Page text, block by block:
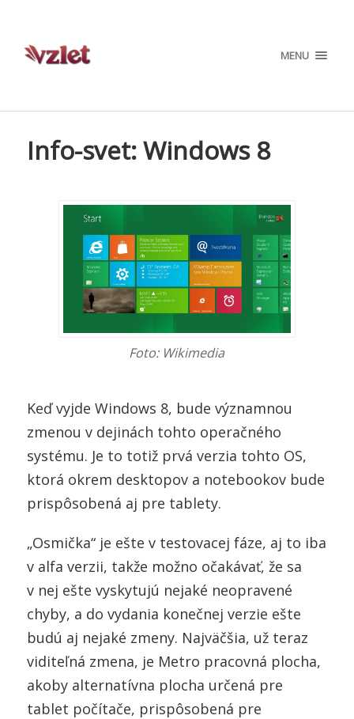
MENU
Info-svet: Windows 8
Foto: Wikimedia
Keď vyjde Windows 8, bude významnou
zmenou v dejinách tohto operačného
systému. Je to totiž prvá verzia tohto OS,
ktorá okrem desktopov a notebookov bude
prispôsobená aj pre tablety.
„Osmička“ je ešte v testovacej fáze, aj to iba
v alfa verzii, takže možno očakávať, že sa
v nej ešte vyskytujú nejaké neopravené
chyby, a do vydania konečnej verzie ešte
budú aj nejaké zmeny. Najväčšia, už teraz
viditeľná zmena, je Metro pracovná plocha,
akoby alternatívna plocha určená pre
tablet počítače, prispôsobená pre